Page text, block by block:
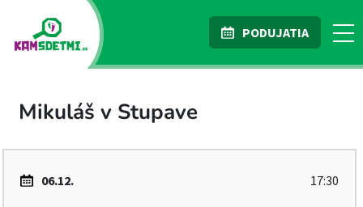
PODUJATIA
Mikuláš v Stupave
06.12. 17:30